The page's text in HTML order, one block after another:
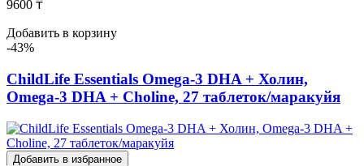
9600 ₸
Добавить в корзину
-43%
ChildLife Essentials Omega-3 DHA + Холин,
Omega-3 DHA + Choline, 27 таблеток/маракуйя
Добавить в избранное